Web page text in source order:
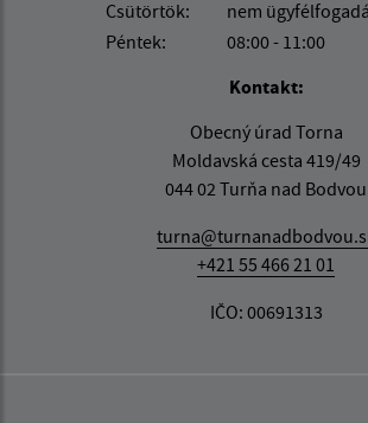
Csütörtök:
nem
Péntek:
08:00 - 11:00
Kontakt:
Obecný úrad Torna
Moldavská cesta 419/49
044 02 Turňa nad Bodvou
+421 55 466 21 01
IČO: 00691313